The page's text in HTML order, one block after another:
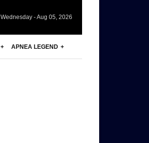
Wednesday - Aug 05, 2026
APNEA LEGEND